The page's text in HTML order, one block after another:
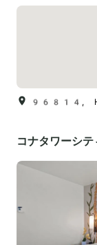
96814,
コナタワーシ